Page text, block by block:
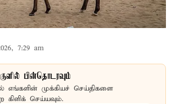
7:29 am
பின்தொடரவும்
எங்களின் முக்கியச் செய்திகளை
செய்யவும்.